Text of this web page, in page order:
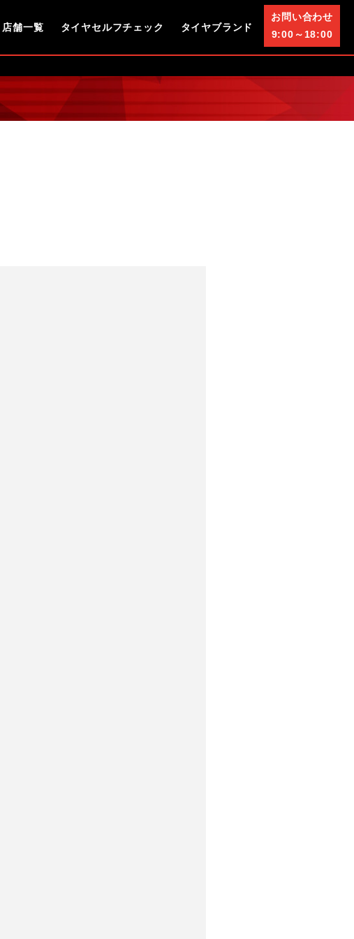
店舗一覧 タイヤセルフチェック タイヤブランド
お問い合わせ
9:00～18:00